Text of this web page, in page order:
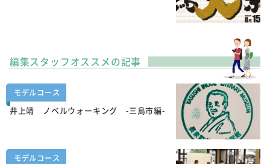
編集スタッフオススメの記事
モデルコース
井上靖 ノベルウォーキング -三島市編-
モデルコース